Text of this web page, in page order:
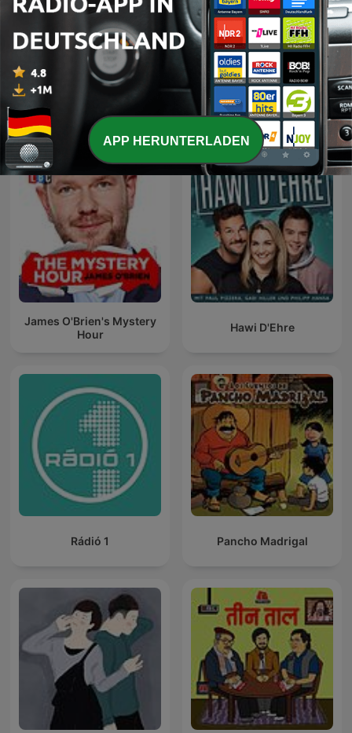
Kaulitz Hills - Senf aus
Hollywood
Kalk & Welk - Die
fabelhaften Boomer Boys
Internationale Komödien-Podcasts
James O'Brien's Mystery
Hour
Hawi D'Ehre
Rádió 1 Pancho Madrigal
APP HERUNTERLADEN